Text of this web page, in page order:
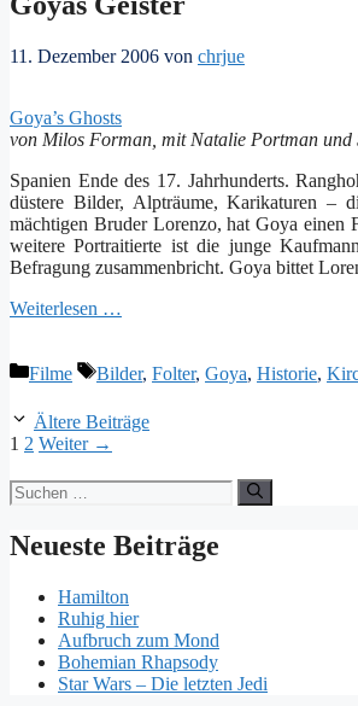
11. Dezember 2006 von chrjue
Goya’s Ghosts
von Milos Forman, mit Natalie Portman und
Spanien Ende des 17. Jahrhunderts.
düstere Bilder, Alpträume, Karikaturen –
mächtigen Bruder Lorenzo, hat Goya einen
weitere Portraitierte ist die junge
Befragung zusammenbricht. Goya bittet
Weiterlesen …
Kategorien
Filme Schlagwörter
Bilder, Folter, Goya, Historie,
Ältere Beiträge
Seite
1 Seite
2 Weiter →
Suchen
nach:
Neueste Beiträge
Hamilton
Ruhig hier
Aufbruch zum Mond
Bohemian Rhapsody
Star Wars – Die letzten Jedi